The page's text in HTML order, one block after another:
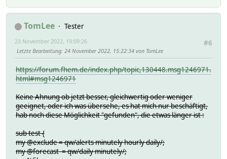
TomLee
Tester
#6
23 November 2022, 19:09:26
Letzte Bearbeitung: 24 November 2022, 15:22:34 von TomLee
https://forum.fhem.de/index.php/topic,130448.msg1246971.
html#msg1246971
Keine Ahnung ob jetzt besser, gleichwertig oder weniger
geeignet, oder ich was übersehe, es hat mich nur beschäftigt,
hab noch diese Möglichkeit "gefunden", die etwas länger ist :
sub test {
my @exclude = qw/alerts minutely hourly daily/;
my @forecast = qw/daily minutely/;